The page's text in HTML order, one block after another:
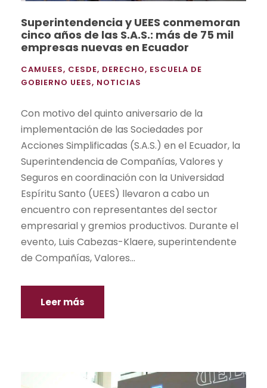
Superintendencia y UEES conmemoran
cinco años de las S.A.S.: más de 75 mil
empresas nuevas en Ecuador
CAMUEES, CESDE, DERECHO, ESCUELA DE
GOBIERNO UEES, NOTICIAS
Con motivo del quinto aniversario de la
implementación de las Sociedades por
Acciones Simplificadas (S.A.S.) en el Ecuador, la
Superintendencia de Compañías, Valores y
Seguros en coordinación con la Universidad
Espíritu Santo (UEES) llevaron a cabo un
encuentro con representantes del sector
empresarial y gremios productivos. Durante el
evento, Luis Cabezas-Klaere, superintendente
de Compañías, Valores...
Leer más